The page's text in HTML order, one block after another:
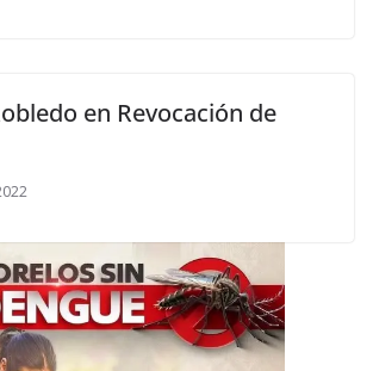
en Revocación de